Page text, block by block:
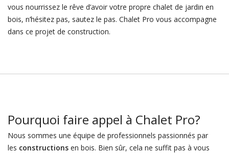
vous nourrissez le rêve d’avoir votre propre chalet de jardin en
bois, n’hésitez pas, sautez le pas. Chalet Pro vous accompagne
dans ce projet de construction.
Pourquoi faire appel à Chalet Pro?
Nous sommes une équipe de professionnels passionnés par
les constructionsen bois. Bien sûr, cela ne suffit pas à vous